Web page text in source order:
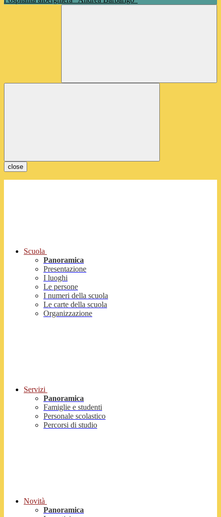
close
Scuola
Panoramica
Presentazione
I luoghi
Le persone
I numeri della scuola
Le carte della scuola
Organizzazione
Servizi
Panoramica
Famiglie e studenti
Personale scolastico
Percorsi di studio
Novità
Panoramica